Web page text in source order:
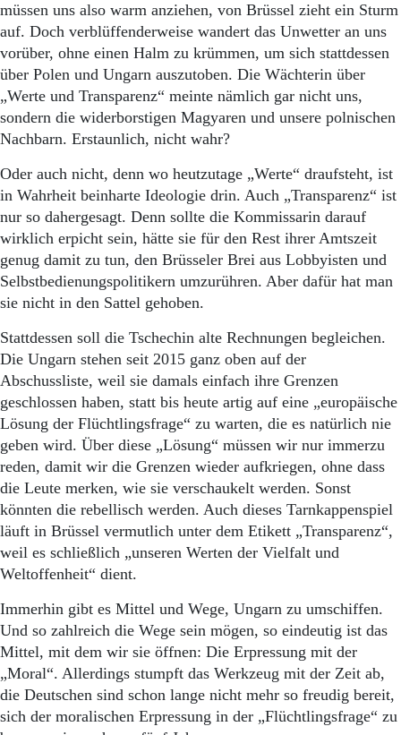
müssen uns also warm anziehen, von Brüssel zieht ein Sturm
auf. Doch verblüffenderweise wandert das Unwetter an uns
vorüber, ohne einen Halm zu krümmen, um sich stattdessen
über Polen und Ungarn auszutoben. Die Wächterin über
„Werte und Transparenz“ meinte nämlich gar nicht uns,
sondern die widerborstigen Magyaren und unsere polnischen
Nachbarn. Erstaunlich, nicht wahr?
Oder auch nicht, denn wo heutzutage „Werte“ draufsteht, ist
in Wahrheit beinharte Ideologie drin. Auch „Transparenz“ ist
nur so dahergesagt. Denn sollte die Kommissarin darauf
wirklich erpicht sein, hätte sie für den Rest ihrer Amtszeit
genug damit zu tun, den Brüsseler Brei aus Lobbyisten und
Selbstbedienungspolitikern umzurühren. Aber dafür hat man
sie nicht in den Sattel gehoben.
Stattdessen soll die Tschechin alte Rechnungen begleichen.
Die Ungarn stehen seit 2015 ganz oben auf der
Abschussliste, weil sie damals einfach ihre Grenzen
geschlossen haben, statt bis heute artig auf eine „europäische
Lösung der Flüchtlingsfrage“ zu warten, die es natürlich nie
geben wird. Über diese „Lösung“ müssen wir nur immerzu
reden, damit wir die Grenzen wieder aufkriegen, ohne dass
die Leute merken, wie sie verschaukelt werden. Sonst
könnten die rebellisch werden. Auch dieses Tarnkappenspiel
läuft in Brüssel vermutlich unter dem Etikett „Transparenz“,
weil es schließlich „unseren Werten der Vielfalt und
Weltoffenheit“ dient.
Immerhin gibt es Mittel und Wege, Ungarn zu umschiffen.
Und so zahlreich die Wege sein mögen, so eindeutig ist das
Mittel, mit dem wir sie öffnen: Die Erpressung mit der
„Moral“. Allerdings stumpft das Werkzeug mit der Zeit ab,
die Deutschen sind schon lange nicht mehr so freudig bereit,
sich der moralischen Erpressung in der „Flüchtlingsfrage“ zu